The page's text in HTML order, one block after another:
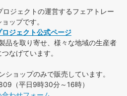
ジェクトの運営するフェアトレー
ョップです。
ジェクト公式ページ
品を取り寄せ、様々な地域の生産者
なげています。
ショップのみで販売しています。
（平日9時30分～16時）